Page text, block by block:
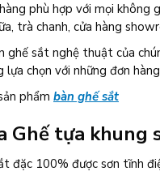
phù hợp với mọi không
trà chanh, cửa hàng
ghế sắt nghệ thuật của
chọn với những đơn
phẩm bàn ghế sắt
Ghế tựa
đặc 100% được sơn tĩnh